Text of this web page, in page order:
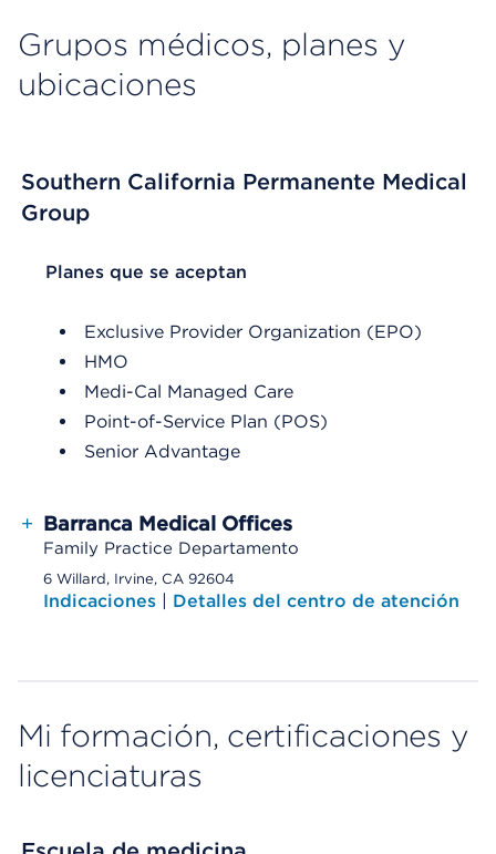
Grupos médicos, planes y
ubicaciones
Southern California Permanente Medical
Group
List Header Planes que se aceptan
Planes que se aceptan
Exclusive Provider Organization (EPO)
HMO
Medi-Cal Managed Care
Point-of-Service Plan (POS)
Senior Advantage
+ Barranca Medical Offices
Family Practice Departamento
6 Willard, Irvine, CA 92604
Indicaciones | Detalles del centro de atención
Mi formación, certificaciones y
licenciaturas